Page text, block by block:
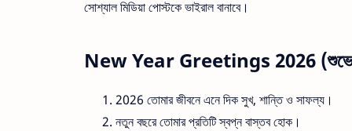
সোশ্যাল মিডিয়া পোস্টকে ভাইরাল বানাবে।
New Year Greetings 2026
2026 তোমার জীবনে এনে দিক সুখ, শান্তি ও সাফল্য।
নতুন বছরে তোমার প্রতিটি স্বপ্ন বাস্তব হোক।